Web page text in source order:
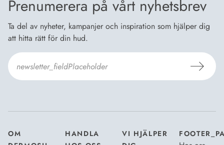
Prenumerera på vårt nyhetsbrev
Ta del av nyheter, kampanjer och inspiration som hjälper dig
att hitta rätt för din hud.
OM
HANDLA
VI HJÄLPER